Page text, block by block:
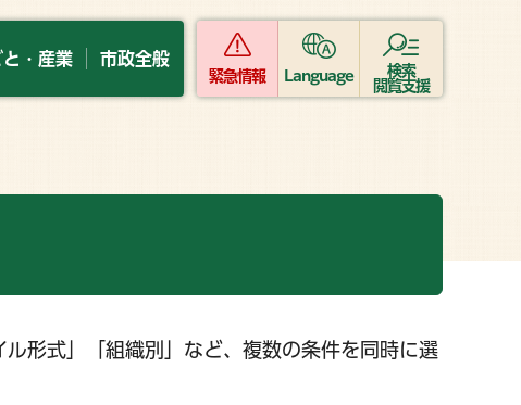
と・産業 市政全般
緊急情報 Language
検索
閲覧支援
形式」「組織別」など、複数の条件を同時に選